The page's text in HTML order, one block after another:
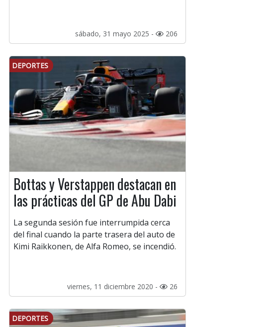
sábado, 31 mayo 2025 - 206
DEPORTES
Bottas y Verstappen destacan en
las prácticas del GP de Abu Dabi
La segunda sesión fue interrumpida cerca
del final cuando la parte trasera del auto de
Kimi Raikkonen, de Alfa Romeo, se incendió.
viernes, 11 diciembre 2020 - 26
DEPORTES